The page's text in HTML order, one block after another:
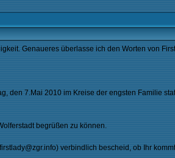
Genaueres überlasse ich den Worten von
den 7.Mai 2010 im Kreise der engsten Familie
begrüßen zu können.
verbindlich bescheid, ob Ihr